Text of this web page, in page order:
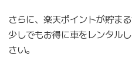
さらに、楽天ポイントが貯ま
少しでもお得に車をレンタル
さい。